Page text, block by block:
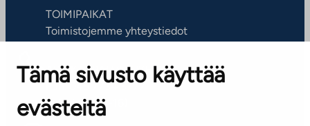
Tämä sivusto käyttää
evästeitä
TOIMIPAIKAT
Toimistojemme yhteystiedot
ASIAKASPALVELUKESKUS
Puh. 045 7734 3777
(arkisin klo 8-16)